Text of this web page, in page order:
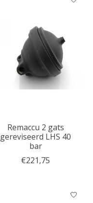
Remaccu 2 gats
gereviseerd LHS 40
bar
€221,75